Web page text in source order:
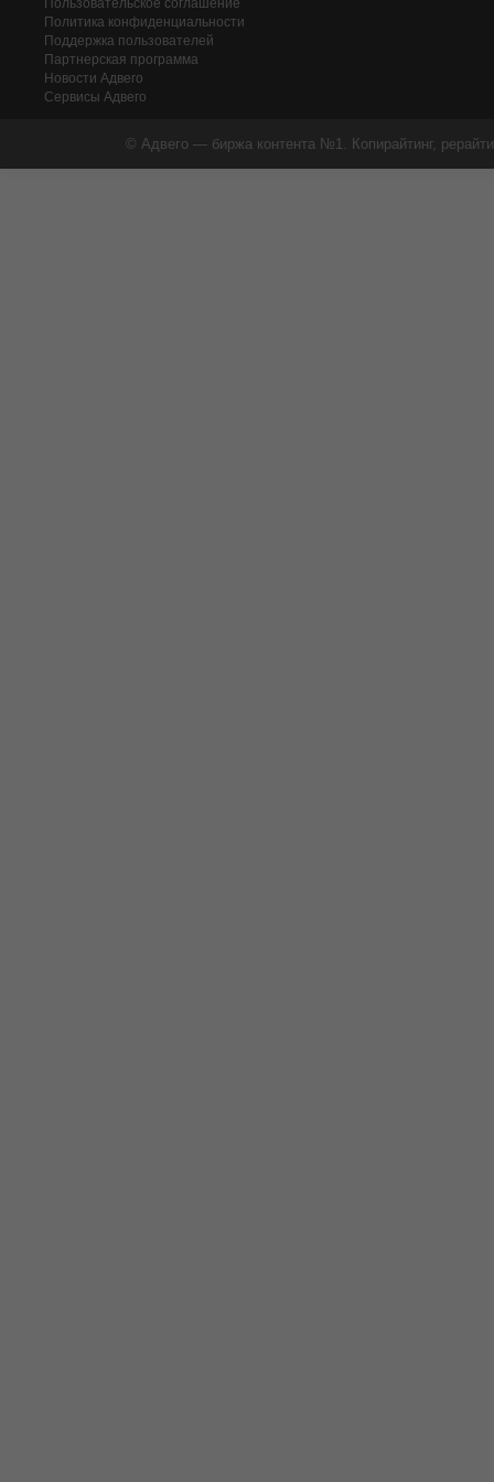
Пользовательское соглашение
Политика конфиденциальности
Поддержка пользователей
Партнерская программа
Новости Адвего
Сервисы Адвего
© Адвего — биржа контента №1. Копирайтинг,